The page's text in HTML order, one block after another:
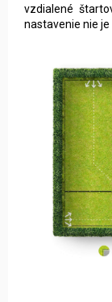
nastavenie nie